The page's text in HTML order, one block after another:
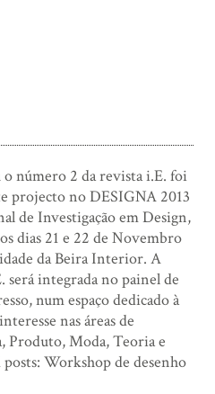
número 2 da revista i.E. foi
projecto no DESIGNA 2013
de Investigação em Design,
dias 21 e 22 de Novembro
da Beira Interior. A
será integrada no painel de
num espaço dedicado à
nas áreas de
Produto, Moda, Teoria e
Workshop de desenho